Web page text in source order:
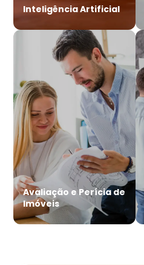
Inteligência Artificial
Avaliação e Perícia de
Imóveis